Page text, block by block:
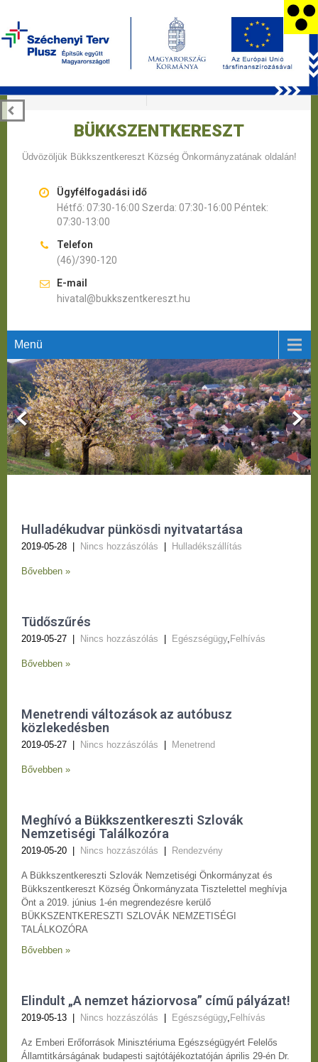
Apróhirdetés
Adatkezelési Tájékoztató
Közérdekű Adatok
BÜKKSZENTKERESZT
Üdvözöljük Bükkszentkereszt Község Önkormányzatának oldalán!
Ügyfélfogadási idő
Hétfő: 07:30-16:00 Szerda: 07:30-16:00 Péntek:
07:30-13:00
Telefon
(46)/390-120
E-mail
hivatal@bukkszentkereszt.hu
Menü
Hulladékudvar pünkösdi nyitvatartása
2019-05-28 | Nincs hozzászólás | Hulladékszállítás
Bővebben »
Tüdőszűrés
2019-05-27 | Nincs hozzászólás | Egészségügy, Felhívás
Bővebben »
Menetrendi változások az autóbusz
közlekedésben
2019-05-27 | Nincs hozzászólás | Menetrend
Bővebben »
Meghívó a Bükkszentkereszti Szlovák
Nemzetiségi Találkozóra
2019-05-20 | Nincs hozzászólás | Rendezvény
A Bükkszentkereszti Szlovák Nemzetiségi Önkormányzat és
Bükkszentkereszt Község Önkormányzata Tisztelettel meghívja
Önt a 2019. június 1-én megrendezésre kerülő
BÜKKSZENTKERESZTI SZLOVÁK NEMZETISÉGI
TALÁLKOZÓRA
Bővebben »
Elindult „A nemzet háziorvosa” című pályázat!
2019-05-13 | Nincs hozzászólás | Egészségügy, Felhívás
Az Emberi Erőforrások Minisztériuma Egészségügyért Felelős
Államtitkárságának budapesti sajtótájékoztatóján április 29-én Dr.